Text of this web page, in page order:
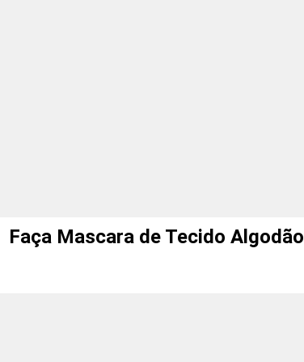
de Tecido Algodão